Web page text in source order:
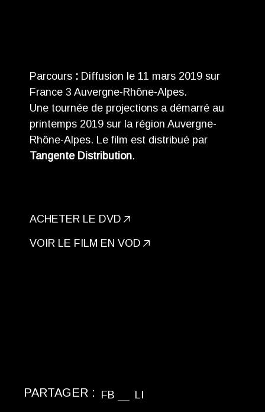
Parcours : Diffusion le 11 mars 2019 sur
France 3 Auvergne-Rhône-Alpes.
Une tournée de projections a démarré au
printemps 2019 sur la région Auvergne-
Rhône-Alpes. Le ﬁlm est distribué par
Tangente Distribution.
ACHETER LE DVD
VOIR LE FILM EN VOD
PARTAGER : FB LI